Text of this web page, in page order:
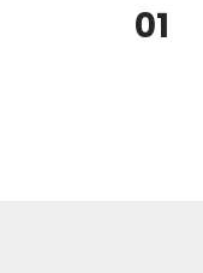
01